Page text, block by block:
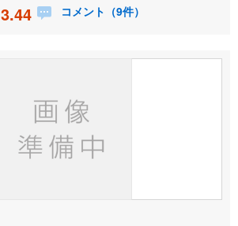
3.44 コメント（9件）